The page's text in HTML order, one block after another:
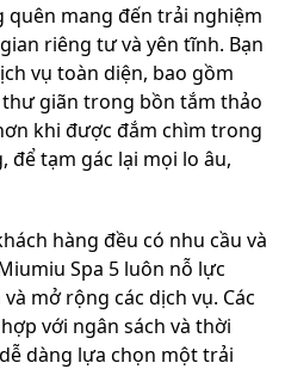
quên mang đến trải nghiệm
riêng tư và yên tĩnh. Bạn
vụ toàn diện, bao gồm
thư giãn trong bồn tắm thảo
khi được đắm chìm trong
tạm gác lại mọi lo âu,
hàng đều có nhu cầu và
Spa 5 luôn nỗ lực
mở rộng các dịch vụ. Các
với ngân sách và thời
dàng lựa chọn một trải